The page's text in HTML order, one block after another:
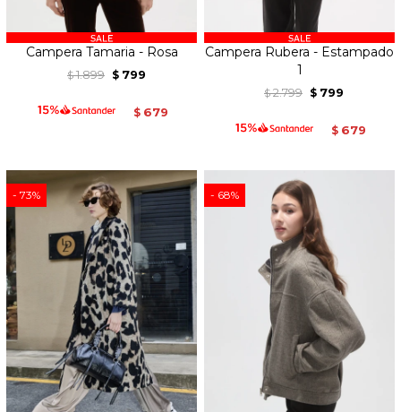
Campera Tamaria - Rosa
$ 1.899 $ 799
$ 679
Campera Rubera - Estampado
1
$ 2.799 $ 799
$ 679
73 68